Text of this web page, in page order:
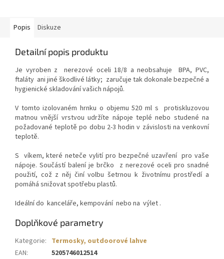
Popis Diskuze
Detailní popis produktu
Je vyroben znerezové oceli 18/8 a neobsahuje
BPA, PVC,
ftaláty ani jiné škodlivé látky; zaručuje tak dokonale bezpečné a
hygienické skladování vašich nápojů.
V tomto izolovaném hrnku o objemu 520 ml s protiskluzovou
matnou vnější vrstvou udržíte nápoje teplé nebo studené na
požadované teplotě po dobu 2-3 hodin v závislosti na venkovní
teplotě.
S víkem, které neteče vylití pro bezpečné uzavřenípro vaše
nápoje. Součástí balení je brčko z nerezové oceli pro snadné
použití, což z něj činí volbu šetrnou k životnímu prostředí a
pomáhá snižovat spotřebu plastů.
Ideální do kanceláře, kempování nebo na výlet .
Doplňkové parametry
Kategorie: Termosky, outdoorové lahve
EAN:
5205746012514